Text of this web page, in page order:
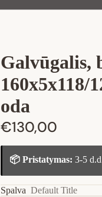
Galvūgalis,
160x5x118/
oda
€130,00
📦 Pristatymas: 3-5
Spalva Default Title